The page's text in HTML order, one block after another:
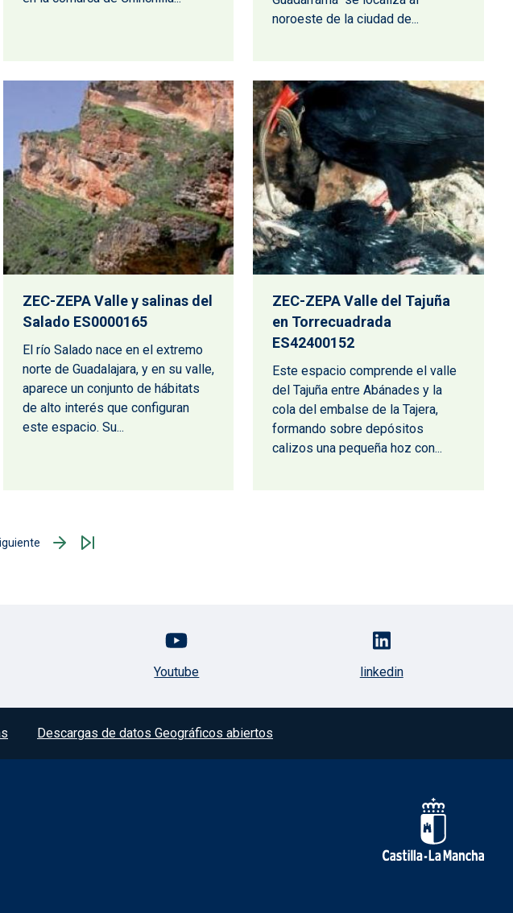
noroeste de la ciudad de...
ZEC-ZEPA Valle y salinas del
Salado ES0000165
El río Salado nace en el extremo
norte de Guadalajara, y en su valle,
aparece un conjunto de hábitats
de alto interés que configuran
este espacio. Su...
ZEC-ZEPA Valle del Tajuña
en Torrecuadrada
ES42400152
Este espacio comprende el valle
del Tajuña entre Abánades y la
cola del embalse de la Tajera,
formando sobre depósitos
calizos una pequeña hoz con...
página
Youtube linkedin
Descargas de datos Geográficos abiertos